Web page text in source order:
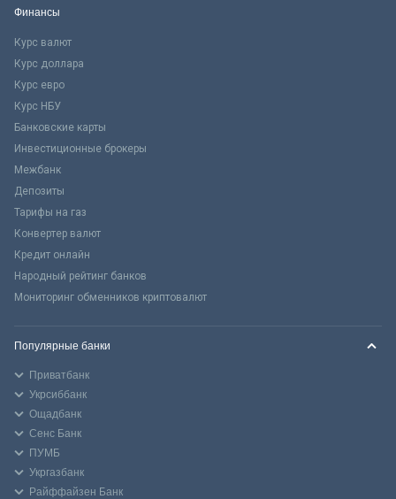
Финансы
Курс валют
Курс доллара
Курс евро
Курс НБУ
Банковские карты
Инвестиционные брокеры
Межбанк
Депозиты
Тарифы на газ
Конвертер валют
Кредит онлайн
Народный рейтинг банков
Мониторинг обменников криптовалют
Популярные банки
Приватбанк
Укрсиббанк
Ощадбанк
Сенс Банк
ПУМБ
Укргазбанк
Райффайзен Банк